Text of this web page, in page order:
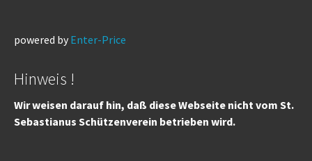
powered by Enter-Price
Hinweis !
Wir weisen darauf hin, daß diese Webseite nicht vom St.
Sebastianus Schützenverein betrieben wird.